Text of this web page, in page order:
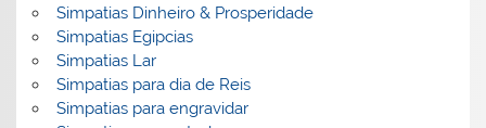
Simpatias Dinheiro & Prosperidade
Simpatias Egipcias
Simpatias Lar
Simpatias para dia de Reis
Simpatias para engravidar